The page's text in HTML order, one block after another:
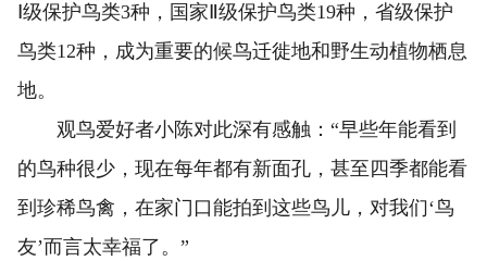
Ⅰ级保护鸟类3种，国家Ⅱ级保护鸟类19种，省级保护
鸟类12种，成为重要的候鸟迁徙地和野生动植物栖息
地。
观鸟爱好者小陈对此深有感触：“早些年能看到
的鸟种很少，现在每年都有新面孔，甚至四季都能看
到珍稀鸟禽，在家门口能拍到这些鸟儿，对我们‘鸟
友’而言太幸福了。”